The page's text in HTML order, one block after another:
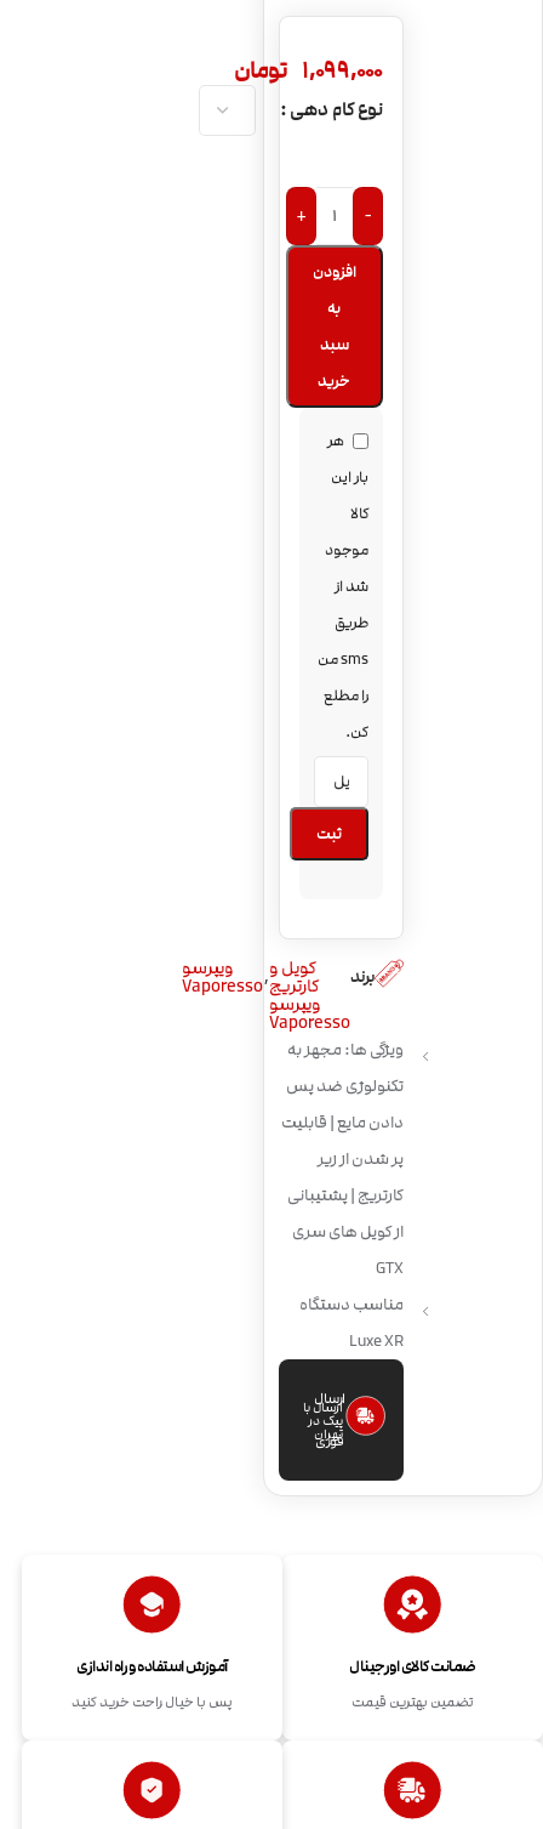
1,099,000 تومان
نوع کام دهی
-
+
افزودن
به
سبد
خرید
هر
بار این
کالا
موجود
شد از
طریق
sms من
را مطلع
کن.
ثبت
برند کویل و
کارتریج
ویپرسو
Vaporesso
, ویپرسو
Vaporesso
ویژگی ها: مجهز به
تکنولوژی ضد پس
دادن مایع | قابلیت
پر شدن از زیر
کارتریج | پشتیبانی
از کویل های سری
GTX
مناسب دستگاه
Luxe XR
ارسال
فوری
ارسال با
پیک در
تهران
ضمانت کالای اورجینال
تضمین بهترین قیمت
آموزش استفاده و راه اندازی
پس با خیال راحت خرید کنید